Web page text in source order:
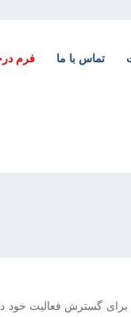
تماس با ما فرم
برای گسترش فعالیت خود